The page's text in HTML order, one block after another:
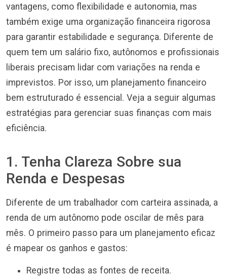
vantagens, como flexibilidade e autonomia, mas
também exige uma organização financeira rigorosa
para garantir estabilidade e segurança. Diferente de
quem tem um salário fixo, autônomos e profissionais
liberais precisam lidar com variações na renda e
imprevistos. Por isso, um planejamento financeiro
bem estruturado é essencial. Veja a seguir algumas
estratégias para gerenciar suas finanças com mais
eficiência.
1. Tenha Clareza Sobre sua
Renda e Despesas
Diferente de um trabalhador com carteira assinada, a
renda de um autônomo pode oscilar de mês para
mês. O primeiro passo para um planejamento eficaz
é mapear os ganhos e gastos:
Registre todas as fontes de receita.